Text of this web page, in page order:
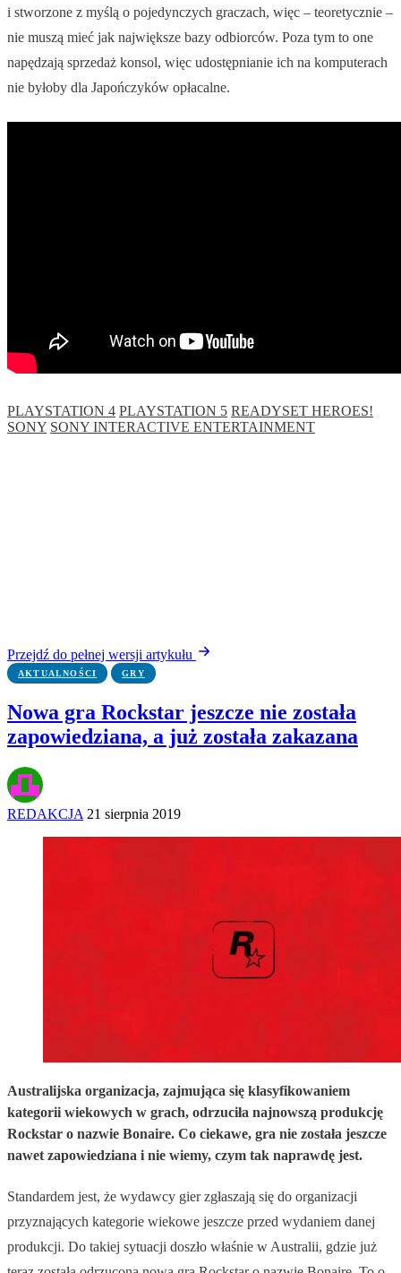
i stworzone z myślą o pojedynczych graczach, więc – teoretycznie –
nie muszą mieć jak największe bazy odbiorców. Poza tym to one
napędzają sprzedaż konsol, więc udostępnianie ich na komputerach
nie byłoby dla Japończyków opłacalne.
PLAYSTATION 4 PLAYSTATION 5 READYSET HEROES!
SONY SONY INTERACTIVE ENTERTAINMENT
Przejdź do pełnej wersji artykułu
AKTUALNOŚCI GRY
Nowa gra Rockstar jeszcze nie została
zapowiedziana, a już została zakazana
REDAKCJA 21 sierpnia 2019
Australijska organizacja, zajmująca się klasyfikowaniem
kategorii wiekowych w grach, odrzuciła najnowszą produkcję
Rockstar o nazwie Bonaire. Co ciekawe, gra nie została jeszcze
nawet zapowiedziana i nie wiemy, czym tak naprawdę jest.
Standardem jest, że wydawcy gier zgłaszają się do organizacji
przyznających kategorie wiekowe jeszcze przed wydaniem danej
produkcji. Do takiej sytuacji doszło właśnie w Australii, gdzie już